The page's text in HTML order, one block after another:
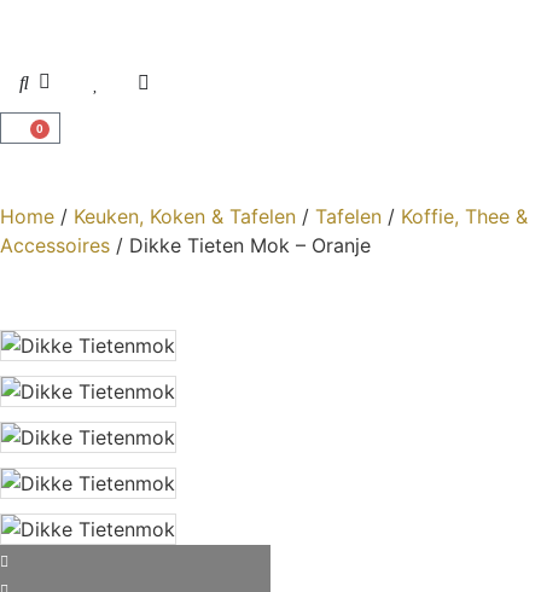
0
Home / Keuken, Koken & Tafelen / Tafelen / Koffie, Thee &
Accessoires / Dikke Tieten Mok – Oranje